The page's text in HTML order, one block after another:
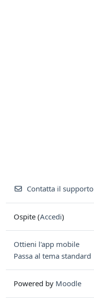
Contatta il supporto
Ospite (Accedi)
Ottieni l'app mobile
Passa al tema standard
Powered by Moodle